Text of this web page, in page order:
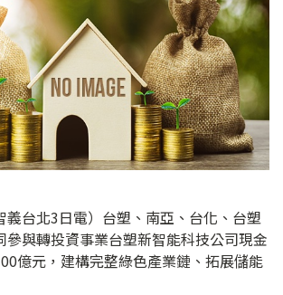
義台北3日電）台塑、南亞、台化、台塑
參與轉投資事業台塑新智能科技公司現金
億元，建構完整綠色產業鏈、拓展儲能